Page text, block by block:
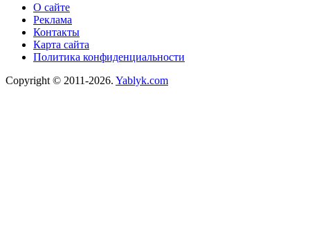
О сайте
Реклама
Контакты
Карта сайта
Политика конфиденциальности
Copyright © 2011-2026. Yablyk.сom